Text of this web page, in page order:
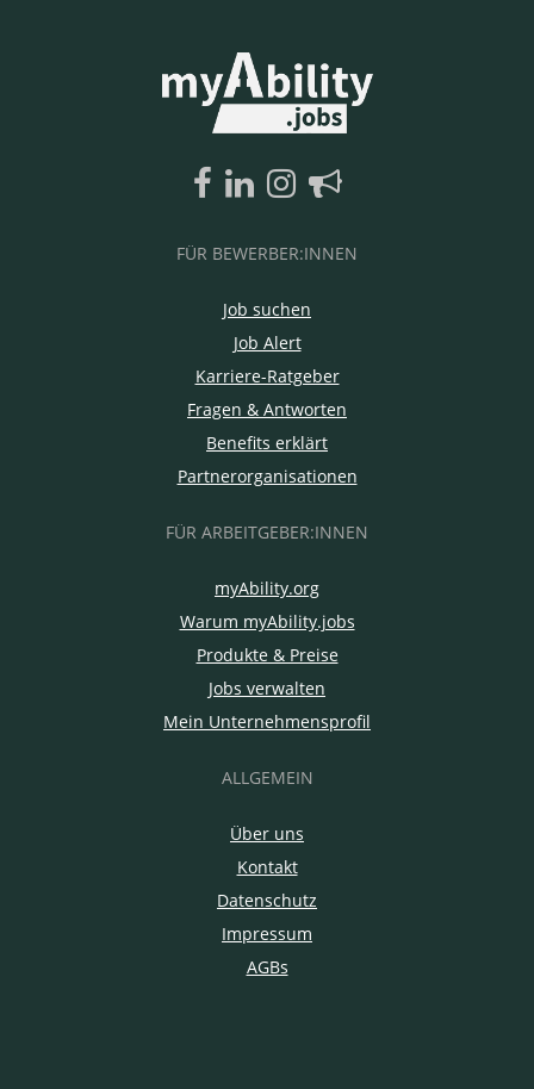
FÜR BEWERBER:INNEN
Job suchen
Job Alert
Karriere-Ratgeber
Fragen & Antworten
Benefits erklärt
Partnerorganisationen
FÜR ARBEITGEBER:INNEN
myAbility.org
Warum myAbility.jobs
Produkte & Preise
Jobs verwalten
Mein Unternehmensprofil
ALLGEMEIN
Über uns
Kontakt
Datenschutz
Impressum
AGBs